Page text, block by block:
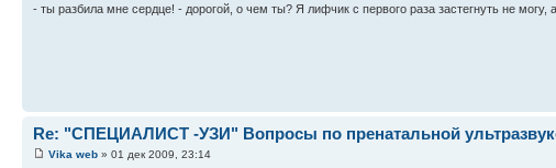
- ты разбила мне сердце! - дорогой, о чем ты? Я лифчик с первого раза застегнуть не могу,
Re: "СПЕЦИАЛИСТ -УЗИ" Вопросы по пренатальной
Vika web » 01 дек 2009, 23:14